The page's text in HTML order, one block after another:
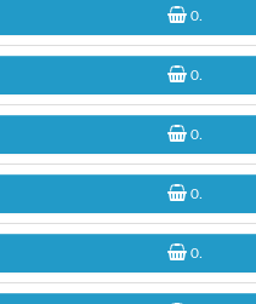
0.
0.
0.
0.
0.